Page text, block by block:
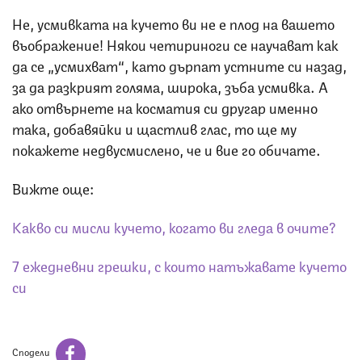
Не, усмивката на кучето ви не е плод на вашето
въображение! Някои четириноги се научават как
да се „усмихват“, като дърпат устните си назад,
за да разкрият голяма, широка, зъба усмивка. А
ако отвърнете на косматия си другар именно
така, добавяйки и щастлив глас, то ще му
покажете недвусмислено, че и вие го обичате.
Вижте още:
Какво си мисли кучето, когато ви гледа в очите?
7 ежедневни грешки, с които натъжавате кучето
си
Сподели